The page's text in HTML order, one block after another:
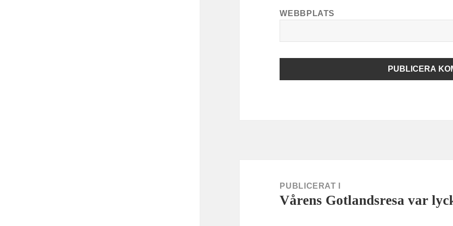
WEBBPLATS
PUBLICERAT I
Vårens Gotlandsresa var